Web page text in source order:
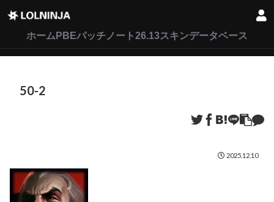
ホーム PBEパッチノート26.13スキンデータベース
50-2
2025.12.10